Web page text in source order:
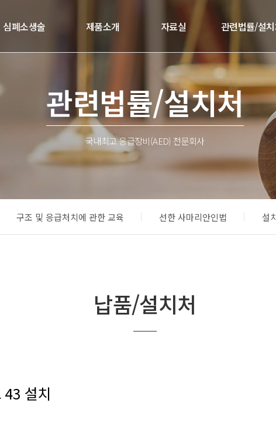
심폐소생술 제품소개 자료실 관련법률/설
관련법률/설치처
국내최고 응급장비(AED) 전문회사
구조 및 응급처치에 관한 교육 선한 사마리안인법 설
납품/설치처
43 설치